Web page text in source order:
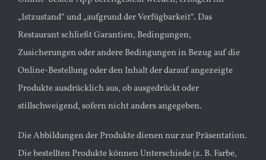
„Istzustand“ und „aufgrund der Verfügbarkeit“. Das
Restaurant schließt Garantien, Bedingungen,
Zusicherungen oder andere Bedingungen in Bezug auf die
Online-Bestellung oder den Inhalt der darauf angezeigte
Produkte ausdrücklich aus, ob ausgedrückt oder
stillschweigend, sofern nicht anders angegeben.
Die Abbildungen der Produkte dienen nur zur Präsentation.
Die bestellten Produkte können Unterschiede (z. B. Farbe,